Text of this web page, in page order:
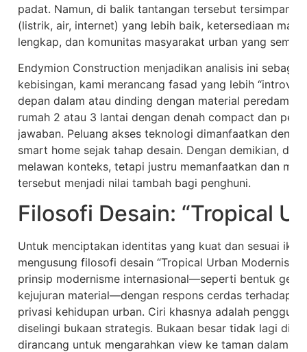
padat. Namun, di balik tantangan tersebut tersimpan
(listrik, air, internet) yang lebih baik, ketersediaan
lengkap, dan komunitas masyarakat urban yang
Endymion Construction menjadikan analisis ini
kebisingan, kami merancang fasad yang lebih
depan dalam atau dinding dengan material peredam
rumah 2 atau 3 lantai dengan denah compact dan
jawaban. Peluang akses teknologi dimanfaatkan
smart home sejak tahap desain. Dengan demikian,
melawan konteks, tetapi justru memanfaatkan dan
tersebut menjadi nilai tambah bagi penghuni.
Filosofi Desain: “Tropical
Untuk menciptakan identitas yang kuat dan sesuai
mengusung filosofi desain “Tropical Urban
prinsip modernisme internasional—seperti bentuk
kejujuran material—dengan respons cerdas terhadap
privasi kehidupan urban. Ciri khasnya adalah
diselingi bukaan strategis. Bukaan besar tidak lagi
dirancang untuk mengarahkan view ke taman dalam,